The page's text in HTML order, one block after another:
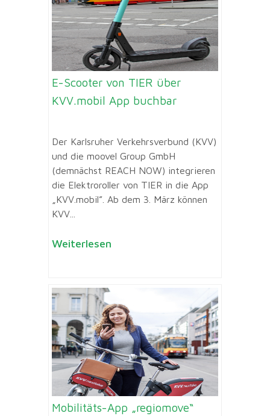
E-Scooter von TIER über
KVV.mobil App buchbar
Der Karlsruher Verkehrsverbund (KVV)
und die moovel Group GmbH
(demnächst REACH NOW) integrieren
die Elektroroller von TIER in die App
„KVV.mobil”. Ab dem 3. März können
KVV...
Weiterlesen
Mobilitäts-App „regiomove“